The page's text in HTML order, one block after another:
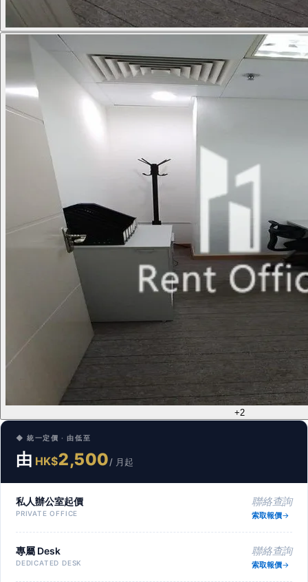
+2
◆ 統一定價 · 由低至
由 HK$2,500/ 月起
私人辦公室起價
PRIVATE OFFICE
聯絡查詢
索取報價
專屬 Desk
DEDICATED DESK
聯絡查詢
索取報價